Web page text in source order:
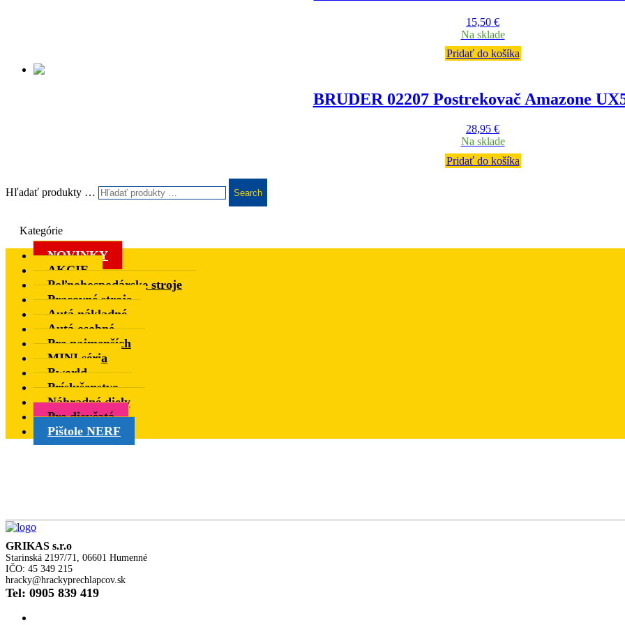
15,50 €
Na sklade
Pridať do košíka
BRUDER 02207 Postrekovač Amazone
28,95 €
Na sklade
Pridať do košíka
Hľadať produkty … Search
Kategórie
NOVINKY
AKCIE
Poľnohospodárske stroje
Pracovné stroje
Autá nákladné
Autá osobné
Pre najmenších
MINI séria
Bworld
Príslušenstvo
Náhradné diely
Pre dievčatá
Pištole NERF
GRIKAS s.r.o
Starinská 2197/71, 06601 Humenné
IČO: 45 349 215
hracky@hrackyprechlapcov.sk
Tel: 0905 839 419